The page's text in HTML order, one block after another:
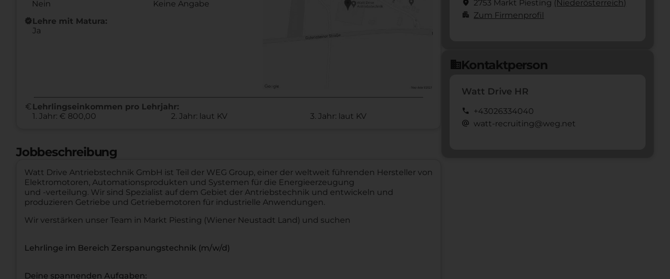
Nein
Keine Angabe
new_releasesLehre mit Matura:
Ja
euro Lehrlingseinkommen pro Lehrjahr:
1. Jahr: € 800,00
2. Jahr: laut KV 3. Jahr: laut KV
Jobbeschreibung
Watt Drive Antriebstechnik GmbH ist Teil der WEG Group, einer der weltweit führenden Hersteller von
Elektromotoren, Automationsprodukten und Systemen für die Energieerzeugung
und -verteilung. Wir sind Spezialist auf dem Gebiet der Antriebstechnik und entwickeln und
produzieren Getriebe und Getriebemotoren für industrielle Anwendungen.
Wir verstärken unser Team in Markt Piesting (Wiener Neustadt Land) und suchen
Lehrlinge im Bereich Zerspanungstechnik (m/w/d)
Deine spannenden Aufgaben:
location_on 2753 Markt Piesting (Nieder­österreich)
apartment Zum Firmenprofil
domainKontaktperson
Watt Drive HR
call +43026334040
alternate_email watt-recruiting@weg.net